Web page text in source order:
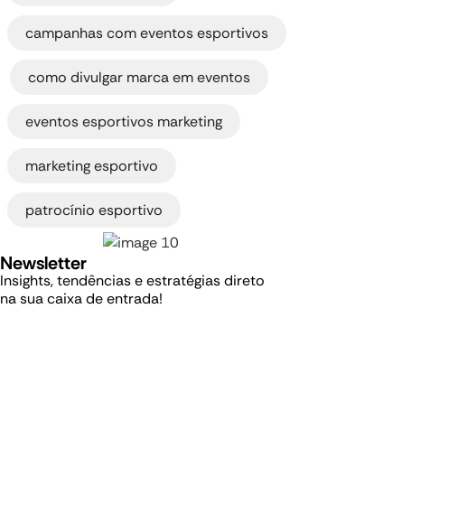
campanhas com eventos esportivos
como divulgar marca em eventos
eventos esportivos marketing
marketing esportivo
patrocínio esportivo
Newsletter
Insights, tendências e estratégias direto
na sua caixa de entrada!